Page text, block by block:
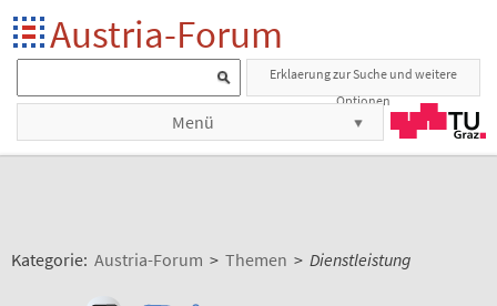
Austria-Forum
Erklaerung zur Suche und weitere
Optionen
Menü
Kategorie: Austria-Forum > Themen > Dienstleistung